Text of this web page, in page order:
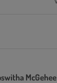
McGehee